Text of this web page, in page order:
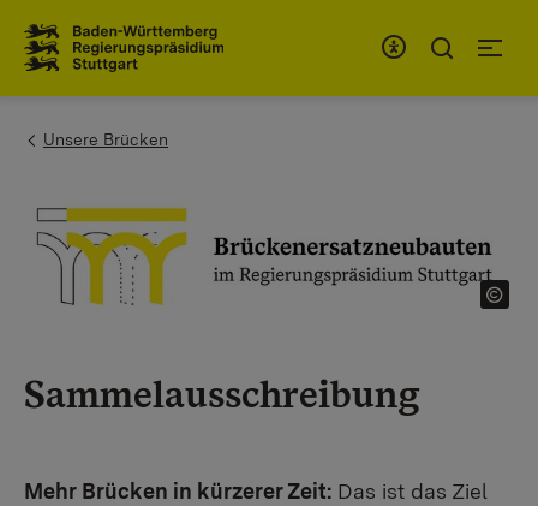
You are here:
Unsere Brücken
Sammelausschreibung
Mehr Brücken in kürzerer Zeit: Das ist das Ziel